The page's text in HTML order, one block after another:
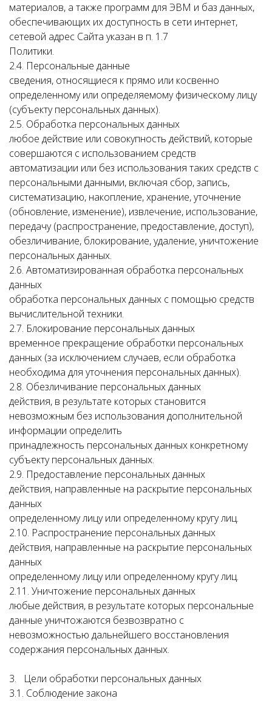
материалов, а также программ для ЭВМ и баз данных,
обеспечивающих их доступность в сети интернет,
сетевой адрес Сайта указан в п. 1.7
Политики.
2.4. Персональные данные
сведения, относящиеся к прямо или косвенно
определенному или определяемому физическому лицу
(субъекту персональных данных).
2.5. Обработка персональных данных
любое действие или совокупность действий, которые
совершаются с использованием средств
автоматизации или без использования таких средств с
персональными данными, включая сбор, запись,
систематизацию, накопление, хранение, уточнение
(обновление, изменение), извлечение, использование,
передачу (распространение, предоставление, доступ),
обезличивание, блокирование, удаление, уничтожение
персональных данных.
2.6. Автоматизированная обработка персональных
данных
обработка персональных данных с помощью средств
вычислительной техники.
2.7. Блокирование персональных данных
временное прекращение обработки персональных
данных (за исключением случаев, если обработка
необходима для уточнения персональных данных).
2.8. Обезличивание персональных данных
действия, в результате которых становится
невозможным без использования дополнительной
информации определить
принадлежность персональных данных конкретному
субъекту персональных данных.
2.9. Предоставление персональных данных
действия, направленные на раскрытие персональных
данных
определенному лицу или определенному кругу лиц.
2.10. Распространение персональных данных
действия, направленные на раскрытие персональных
данных
определенному лицу или определенному кругу лиц.
2.11. Уничтожение персональных данных
любые действия, в результате которых персональные
данные уничтожаются безвозвратно с
невозможностью дальнейшего восстановления
содержания персональных данных.
3. Цели обработки персональных данных
3.1. Соблюдение закона